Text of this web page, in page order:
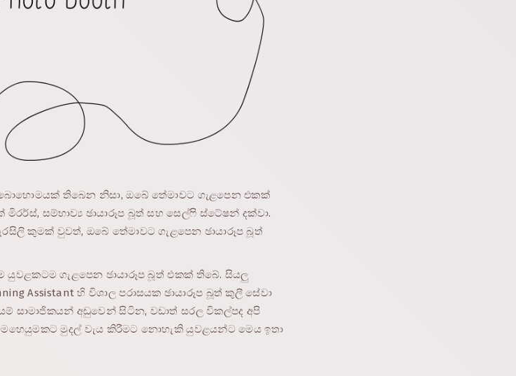
තිබෙන නිසා, ඔබේ තේමාවට ගැළපෙන එකක්
සම්භාව්‍ය ඡායාරූප බූත් සහ සෙල්ෆි ස්ටේෂන් දක්වා.
කුමක් වුවත්, ඔබේ තේමාවට ගැළපෙන ඡායාරූප බූත්
යුවළකටම ගැළපෙන ඡායාරූප බූත් එකක් තිබේ. සියලු
Assistant හි විශාල පරාසයක ඡායාරූප බූත් කුලී සේවා
සාමාජිකයන් අඩුවෙන් සිටින, වඩාත් සරල විකල්පද අපි
මුදල් වැය කිරීමට නොහැකි යුවළයන්ට මෙය ඉතා